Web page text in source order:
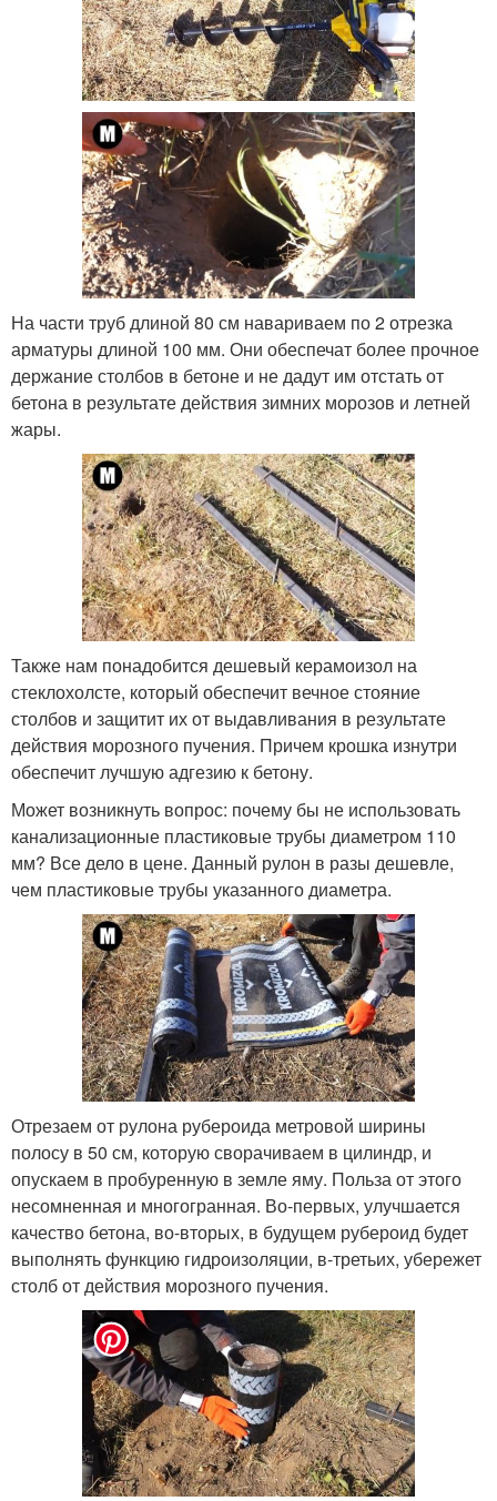
На части труб длиной 80 см навариваем по 2 отрезка
арматуры длиной 100 мм. Они обеспечат более прочное
держание столбов в бетоне и не дадут им отстать от
бетона в результате действия зимних морозов и летней
жары.
Также нам понадобится дешевый керамоизол на
стеклохолсте, который обеспечит вечное стояние
столбов и защитит их от выдавливания в результате
действия морозного пучения. Причем крошка изнутри
обеспечит лучшую адгезию к бетону.
Может возникнуть вопрос: почему бы не использовать
канализационные пластиковые трубы диаметром 110
мм? Все дело в цене. Данный рулон в разы дешевле,
чем пластиковые трубы указанного диаметра.
Отрезаем от рулона рубероида метровой ширины
полосу в 50 см, которую сворачиваем в цилиндр, и
опускаем в пробуренную в земле яму. Польза от этого
несомненная и многогранная. Во-первых, улучшается
качество бетона, во-вторых, в будущем рубероид будет
выполнять функцию гидроизоляции, в-третьих, убережет
столб от действия морозного пучения.